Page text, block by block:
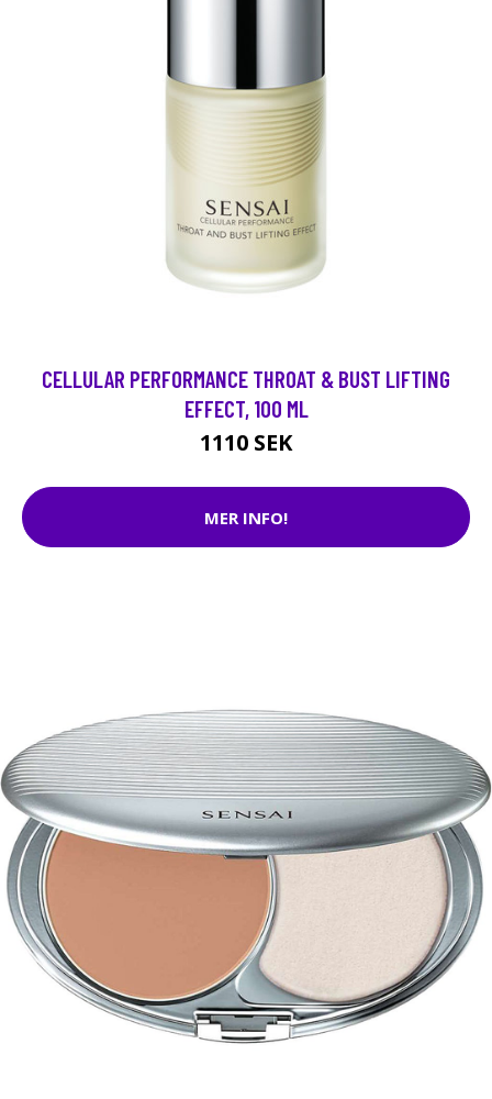
CELLULAR PERFORMANCE THROAT & BUST LIFTING
EFFECT, 100 ML
1110 SEK
MER INFO!